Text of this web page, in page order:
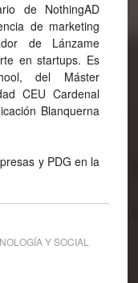
de NothingAD
de marketing
de Lánzame
en startups. Es
del Máster
CEU Cardenal
Blanquerna
y PDG en la
Y SOCIAL